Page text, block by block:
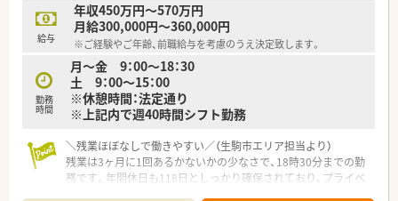
給与
年収450万円～570万円
月給300,000円～360,000円
※ご経験やご年齢、前職給与を考慮のうえ決定致します。
勤務
時間
月～金 9：00～18：30
土 9：00～15：00
※休憩時間：法定通り
※上記内で週40時間シフト勤務
＼残業ほぼなしで働きやすい／（生駒市エリア担当より）
残業は3ヶ月に1回あるかないかの少なさで、18時30分までの勤
務です。年間休日も118日としっかり確保されており、プライベ